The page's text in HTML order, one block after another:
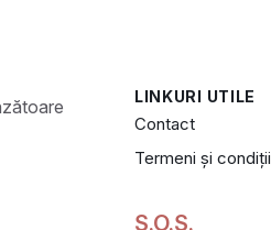
LINKURI UTILE
Contact
Termeni și condiții
S.O.S.